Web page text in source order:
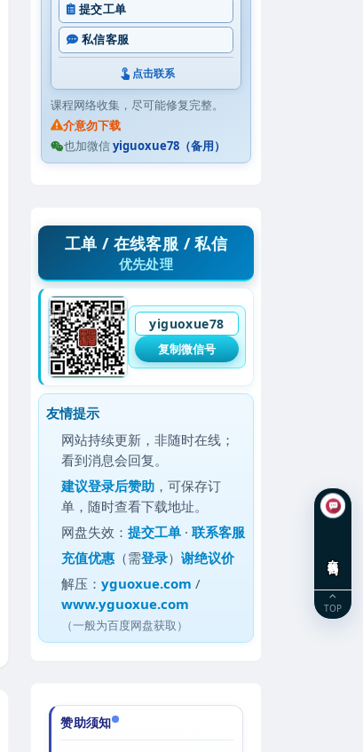
提交工单
私信客服
点击联系
课程网络收集，尽可能修复完整。
介意勿下载
也加微信yiguoxue78（备用）
工单 / 在线客服 / 私信
优先处理
yiguoxue78
复制微信号
友情提示
网站持续更新，非随时在线；
看到消息会回复。
建议登录后赞助 ，可保存订
单，随时查看下载地址。
网盘失效：提交工单 ·联系客服
充值优惠 （需登录）谢绝议价
解压：yguoxue.com /
www.yguoxue.com
（一般为百度网盘获取）
赞助须知
TOP